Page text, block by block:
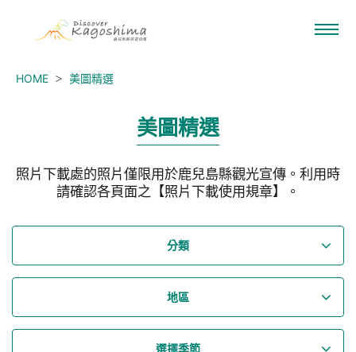
HOME 美圖精選
美圖精選
照片下載處的照片僅限用於鹿兒島縣觀光宣傳。利用時
請確認各頁面之【照片下載使用規章】。
分類
地區
選擇季節